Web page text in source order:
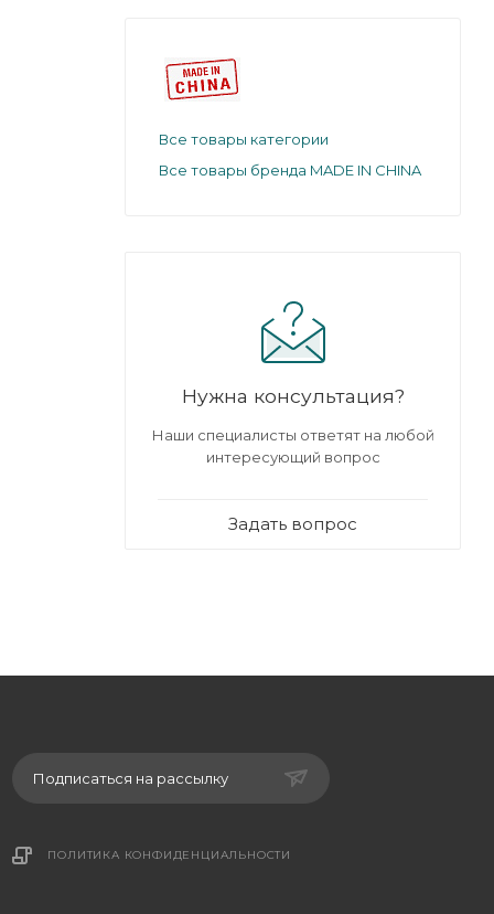
Все товары категории
Все товары бренда MADE IN CHINA
Нужна консультация?
Наши специалисты ответят на любой
интересующий вопрос
Задать вопрос
Подписаться на рассылку
ПОЛИТИКА КОНФИДЕНЦИАЛЬНОСТИ